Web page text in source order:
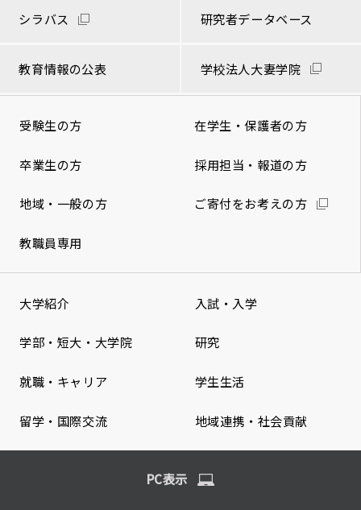
シラバス 研究者データベース
教育情報の公表 学校法人大妻学院
受験生の方 在学生・保護者の方
卒業生の方 採用担当・報道の方
地域・一般の方 ご寄付をお考えの方
教職員専用
大学紹介 入試・入学
学部・短大・大学院 研究
就職・キャリア 学生生活
留学・国際交流 地域連携・社会貢献
PC表示